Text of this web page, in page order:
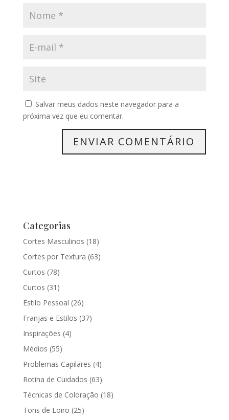
Salvar meus dados neste navegador para a
próxima vez que eu comentar.
Categorias
Cortes Masculinos (18)
Cortes por Textura (63)
Curtos (78)
Curtos (31)
Estilo Pessoal (26)
Franjas e Estilos (37)
Inspirações (4)
Médios (55)
Problemas Capilares (4)
Rotina de Cuidados (63)
Técnicas de Coloração (18)
Tons de Loiro (25)